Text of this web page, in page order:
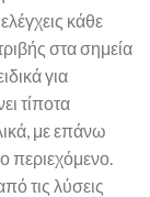
κάθε
στα σημεία
για
τίποτα
με επάνω
περιεχόμενο.
τις λύσεις